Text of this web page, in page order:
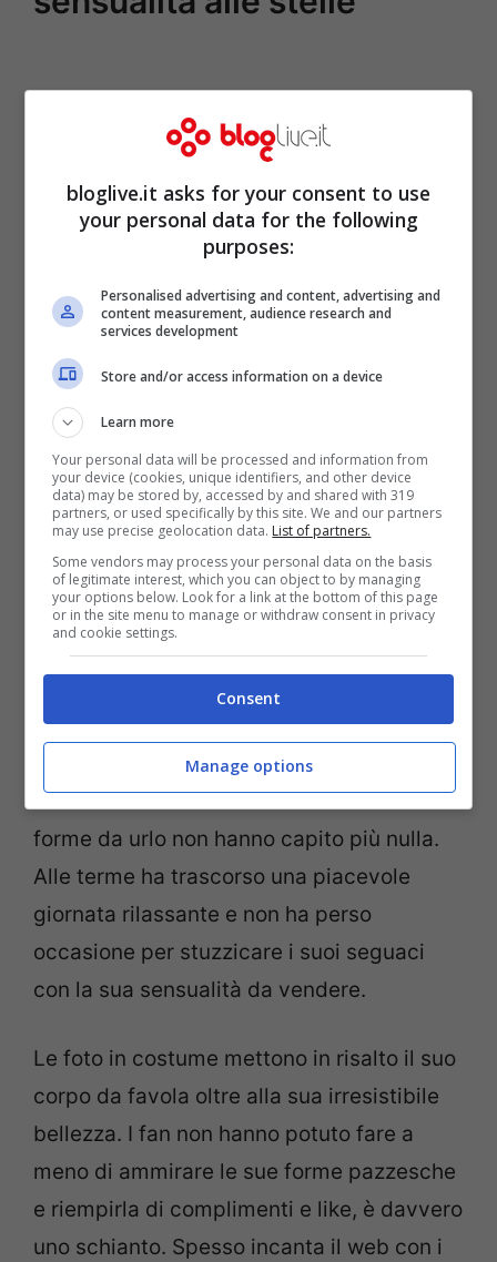
La modella Sara Croce (Screenshot da Instagram)
Anche questa volta Sara Croce
fare breccia nel cuore di tutti coloro che
con grande affetto la seguono, questi di
fronte alla sua assurda bellezza e alle sue
forme da urlo non hanno capito più nulla.
Alle terme ha trascorso una piacevole
giornata rilassante e non ha perso
occasione per stuzzicare i suoi seguaci
con la sua sensualità da vendere.
Le foto in costume mettono in risalto il suo
corpo da favola oltre alla sua irresistibile
bellezza. I fan non hanno potuto fare a
meno di ammirare le sue forme pazzesche
e riempirla di complimenti e like, è davvero
uno schianto. Spesso incanta il web con i
bloglive.it asks for your consent to use
your personal data for the following
purposes:
Personalised advertising and content, advertising and
content measurement, audience research and
services development
Store and/or access information on a device
Learn more
Your personal data will be processed and information from
your device (cookies, unique identifiers, and other device
data) may be stored by, accessed by and shared with 319
partners, or used specifically by this site. We and our partners
may use precise geolocation data. List of partners.
Some vendors may process your personal data on the basis
of legitimate interest, which you can object to by managing
your options below. Look for a link at the bottom of this page
or in the site menu to manage or withdraw consent in privacy
and cookie settings.
Consent
Manage options